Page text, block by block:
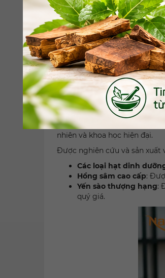
Sữa hạt N1-
Sữa hạt dinh dưỡng cao cấp
bổ sung dưỡng chất thiết yếu
nhiên và khoa học hiện đại.
Được nghiên cứu và sản xuất
Các loại hạt dinh
Hồng sâm cao cấp:
Yến sào thượng hạng:
quý giá.